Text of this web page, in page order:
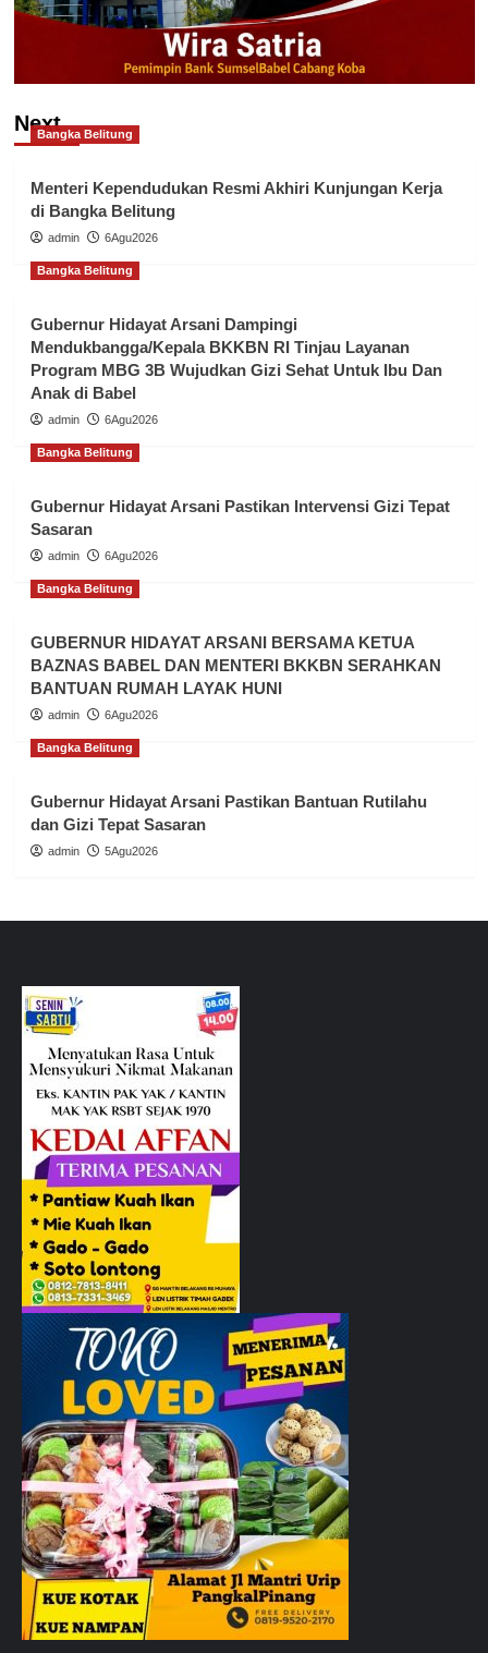
NextBangka Belitung
Menteri Kependudukan Resmi Akhiri Kunjungan Kerja
di Bangka Belitung
admin 6Agu2026
Bangka Belitung
Gubernur Hidayat Arsani Dampingi
Mendukbangga/Kepala BKKBN RI Tinjau Layanan
Program MBG 3B Wujudkan Gizi Sehat Untuk Ibu Dan
Anak di Babel
admin 6Agu2026
Bangka Belitung
Gubernur Hidayat Arsani Pastikan Intervensi Gizi Tepat
Sasaran
admin 6Agu2026
Bangka Belitung
GUBERNUR HIDAYAT ARSANI BERSAMA KETUA
BAZNAS BABEL DAN MENTERI BKKBN SERAHKAN
BANTUAN RUMAH LAYAK HUNI
admin 6Agu2026
Bangka Belitung
Gubernur Hidayat Arsani Pastikan Bantuan Rutilahu
dan Gizi Tepat Sasaran
admin 5Agu2026